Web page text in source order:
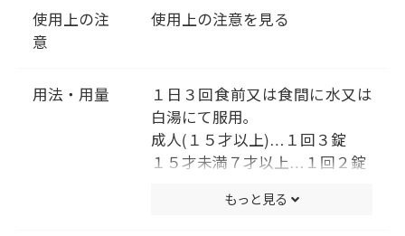
使用上の注
意
使用上の注意を見る
用法・用量
１日３回食前又は食間に水又は
白湯にて服用｡
成人(１５才以上)…１回３錠
１５才未満７才以上…１回２錠
（用法・用量に関連する注意）
もっと見る